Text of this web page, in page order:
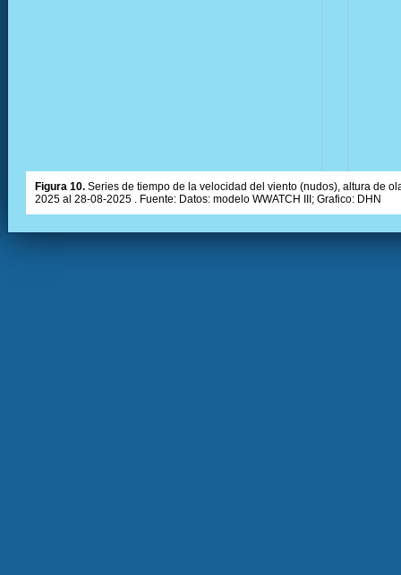
Figura 10. Series de tiempo de la velocidad del viento (nudos), altura de
2025 al 28-08-2025 . Fuente: Datos: modelo WWATCH III; Grafico: DHN